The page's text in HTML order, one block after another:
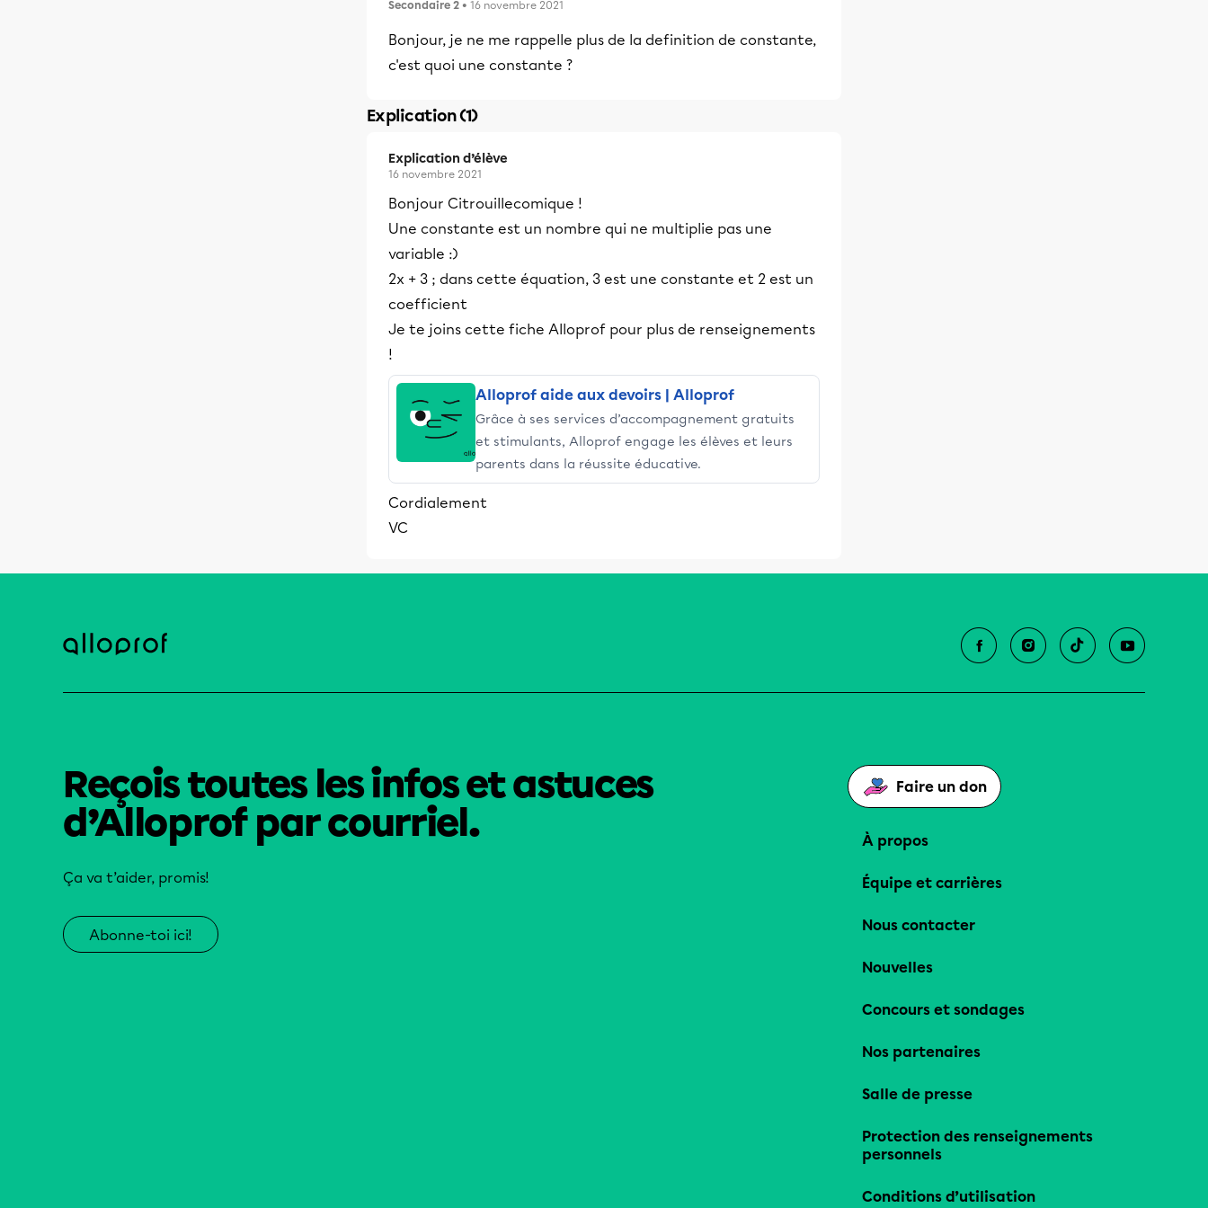
Secondaire 2 • 16 novembre 2021
Bonjour, je ne me rappelle plus de la definition de constante,
c'est quoi une constante ?
Explication (1)
Explication d’élève
16 novembre 2021
Bonjour Citrouillecomique !
Une constante est un nombre qui ne multiplie pas une
variable :)
2x + 3 ; dans cette équation, 3 est une constante et 2 est un
coefficient
Je te joins cette fiche Alloprof pour plus de renseignements
!
Alloprof aide aux devoirs | Alloprof
Grâce à ses services d’accompagnement gratuits
et stimulants, Alloprof engage les élèves et leurs
parents dans la réussite éducative.
Cordialement
VC
Reçois toutes les infos et astuces
d’Alloprof par courriel.
Ça va t’aider, promis!
Abonne-toi ici!
Faire un don
À propos
Équipe et carrières
Nous contacter
Nouvelles
Concours et sondages
Nos partenaires
Salle de presse
Protection des renseignements
personnels
Conditions d’utilisation